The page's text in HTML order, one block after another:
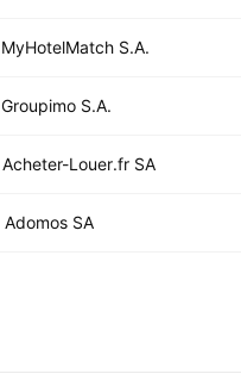
MyHotelMatch S.A.
Groupimo S.A.
Acheter-Louer.fr SA
Adomos SA